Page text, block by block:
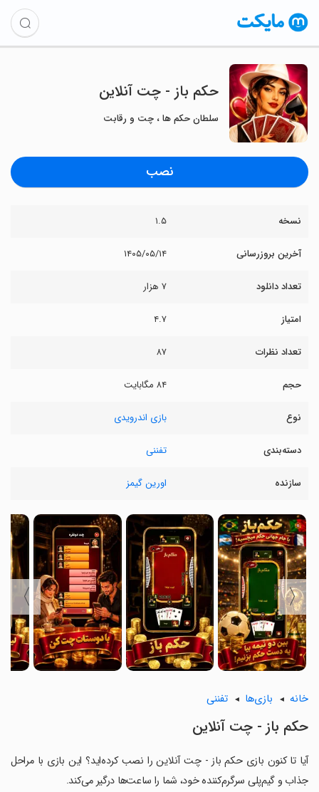
‏‏‏‏‏‏‏حکم باز - چت آنلاین
سلطان حکم ها ، چت و رقابت
نصب
نسخه ۱.۵
آخرین بروزرسانی ۱۴۰۵/۰۵/۱۴
تعداد دانلود ۷ هزار
امتیاز ۴.۷
تعداد نظرات ۸۷
حجم ۸۴ مگابایت
نوع بازی اندرویدی
دسته‌بندی تفننی
سازنده اورین گیمز
〈
〉
خانه بازی‌ها تفننی
‏‏‏‏‏‏‏حکم باز - چت آنلاین
آیا تا کنون بازی ‏‏‏‏‏‏‏حکم باز - چت آنلاین را نصب کرده‌اید؟ این بازی با مراحل
جذاب و گیم‌پلی سرگرم‌کننده خود، شما را ساعت‌ها درگیر می‌کند.